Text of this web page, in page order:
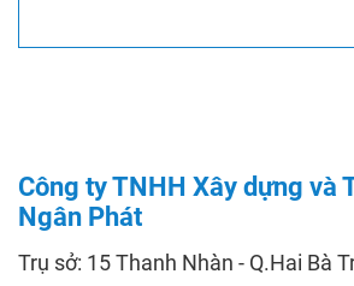
Công ty TNHH Xây dựng và
Ngân Phát
Trụ sở: 15 Thanh Nhàn - Q.Hai Bà